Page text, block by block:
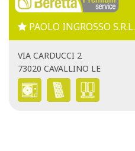
PAOLO INGROSSO S.R.L.
VIA CARDUCCI 2
73020 CAVALLINO LE